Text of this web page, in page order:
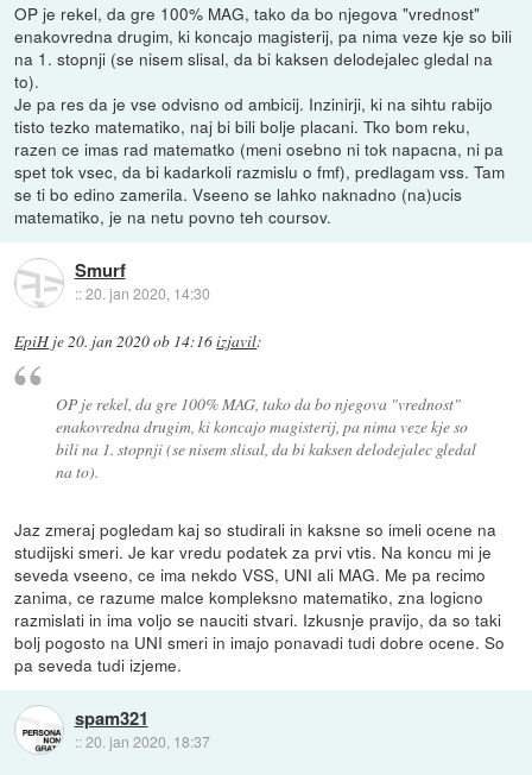
OP je rekel, da gre 100% MAG, tako da bo njegova "vrednost"
enakovredna drugim, ki koncajo magisterij, pa nima veze kje so bili
na 1. stopnji (se nisem slisal, da bi kaksen delodejalec gledal na
to).
Je pa res da je vse odvisno od ambicij. Inzinirji, ki na sihtu rabijo
tisto tezko matematiko, naj bi bili bolje placani. Tko bom reku,
razen ce imas rad matematko (meni osebno ni tok napacna, ni pa
spet tok vsec, da bi kadarkoli razmislu o fmf), predlagam vss. Tam
se ti bo edino zamerila. Vseeno se lahko naknadno (na)ucis
matematiko, je na netu povno teh coursov.
Smurf
::20. jan 2020, 14:30
EpiH je20. jan 2020 ob 14:16izjavil:
OP je rekel, da gre 100% MAG, tako da bo njegova "vrednost"
enakovredna drugim, ki koncajo magisterij, pa nima veze kje so
bili na 1. stopnji (se nisem slisal, da bi kaksen delodejalec gledal
na to).
Jaz zmeraj pogledam kaj so studirali in kaksne so imeli ocene na
studijski smeri. Je kar vredu podatek za prvi vtis. Na koncu mi je
seveda vseeno, ce ima nekdo VSS, UNI ali MAG. Me pa recimo
zanima, ce razume malce kompleksno matematiko, zna logicno
razmislati in ima voljo se nauciti stvari. Izkusnje pravijo, da so taki
bolj pogosto na UNI smeri in imajo ponavadi tudi dobre ocene. So
pa seveda tudi izjeme.
spam321
::20. jan 2020, 18:37